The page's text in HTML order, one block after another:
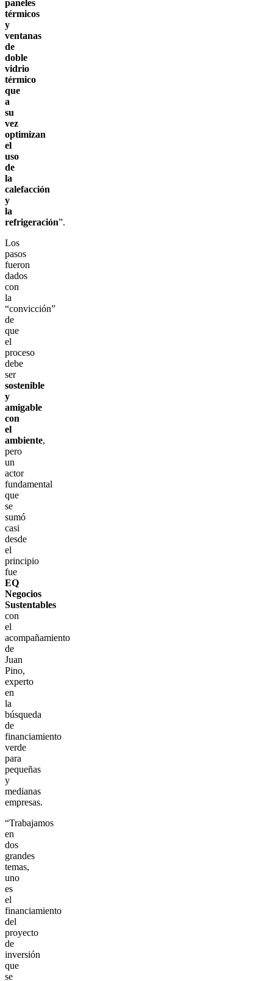
paneles
térmicos
y
ventanas
de
doble
vidrio
térmico
que
a
su
vez
optimizan
el
uso
de
la
calefacción
y
la
refrigeración”.
Los
pasos
fueron
dados
con
la
“convicción”
de
que
el
proceso
debe
ser
sostenible
y
amigable
con
el
ambiente,
pero
un
actor
fundamental
que
se
sumó
casi
desde
el
principio
fue
EQ
Negocios
Sustentables
con
el
acompañamiento
de
Juan
Pino,
experto
en
la
búsqueda
de
financiamiento
verde
para
pequeñas
y
medianas
empresas.
“Trabajamos
en
dos
grandes
temas,
uno
es
el
financiamiento
del
proyecto
de
inversión
que
se